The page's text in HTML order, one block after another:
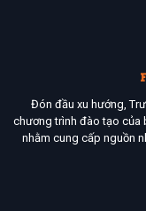
Đón đầu xu hướng,
chương trình đào tạo của
nhằm cung cấp nguồn